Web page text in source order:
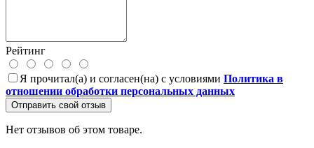
Рейтинг
Я прочитал(а) и согласен(на) с условиями Политика в
отношении обработки персональных данных
Отправить свой отзыв
Нет отзывов об этом товаре.